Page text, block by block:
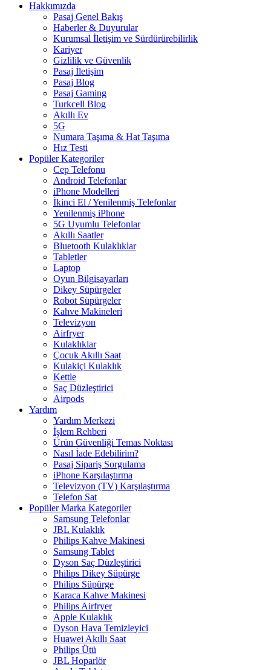
Hakkımızda
Pasaj Genel Bakış
Haberler & Duyurular
Kurumsal İletişim ve Sürdürürebilirlik
Kariyer
Gizlilik ve Güvenlik
Pasaj İletişim
Pasaj Blog
Pasaj Gaming
Turkcell Blog
Akıllı Ev
5G
Numara Taşıma & Hat Taşıma
Hız Testi
Popüler Kategoriler
Cep Telefonu
Android Telefonlar
iPhone Modelleri
İkinci El / Yenilenmiş Telefonlar
Yenilenmiş iPhone
5G Uyumlu Telefonlar
Akıllı Saatler
Bluetooth Kulaklıklar
Tabletler
Laptop
Oyun Bilgisayarları
Dikey Süpürgeler
Robot Süpürgeler
Kahve Makineleri
Televizyon
Airfryer
Kulaklıklar
Çocuk Akıllı Saat
Kulakiçi Kulaklık
Kettle
Saç Düzleştirici
Airpods
Yardım
Yardım Merkezi
İşlem Rehberi
Ürün Güvenliği Temas Noktası
Nasıl İade Edebilirim?
Pasaj Sipariş Sorgulama
iPhone Karşılaştırma
Televizyon (TV) Karşılaştırma
Telefon Sat
Popüler Marka Kategoriler
Samsung Telefonlar
JBL Kulaklık
Philips Kahve Makinesi
Samsung Tablet
Dyson Saç Düzleştirici
Philips Dikey Süpürge
Philips Süpürge
Karaca Kahve Makinesi
Philips Airfryer
Apple Kulaklık
Dyson Hava Temizleyici
Huawei Akıllı Saat
Philips Ütü
JBL Hoparlör